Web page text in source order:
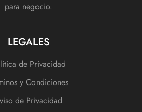
para negocio.
LEGALES
de Privacidad
y Condiciones
de Privacidad